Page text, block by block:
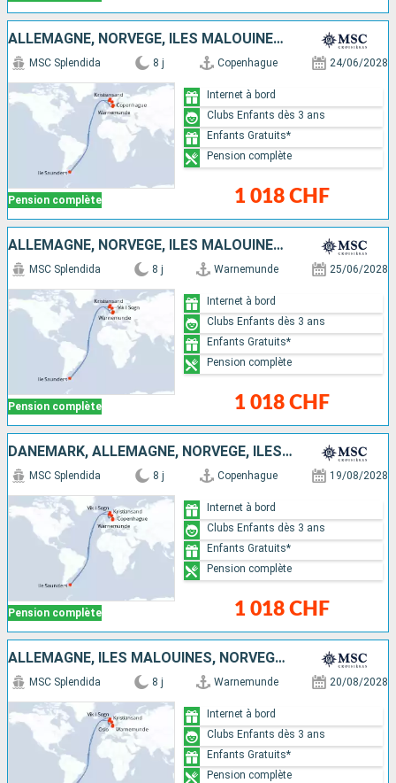
ALLEMAGNE, NORVÈGE, ÎLES MALOUINES, DANEMARK
Pension complète
MSC Splendida 8 j Copenhague 24/06/2028
1 018 CHF
Internet à bord
Clubs Enfants dès 3 ans
Enfants Gratuits*
Pension complète
ALLEMAGNE, NORVÈGE, ÎLES MALOUINES, DANEMARK
Pension complète
MSC Splendida 8 j Warnemunde 25/06/2028
1 018 CHF
Internet à bord
Clubs Enfants dès 3 ans
Enfants Gratuits*
Pension complète
DANEMARK, ALLEMAGNE, NORVÈGE, ÎLES MALOUINES
Pension complète
MSC Splendida 8 j Copenhague 19/08/2028
1 018 CHF
Internet à bord
Clubs Enfants dès 3 ans
Enfants Gratuits*
Pension complète
ALLEMAGNE, ÎLES MALOUINES, NORVÈGE, DANEMARK
MSC Splendida 8 j Warnemunde 20/08/2028
Internet à bord
Clubs Enfants dès 3 ans
Enfants Gratuits*
Pension complète